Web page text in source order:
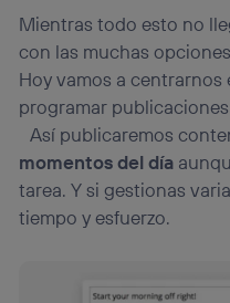
Mientras todo esto no
con las muchas
Hoy vamos a centrarnos
programar
Así publicaremos
momentos del día
tarea. Y si gestionas
tiempo y esfuerzo.
consienta el uso de la
identificador. Típicamente:
Si utilizas una
el marketing o análisis
actividades de
que hayan dado su
Si utilizasdatos móviles
personalizado, ya que
navegación del usuario
Puedes gestionar los
(“consenthub”). Para